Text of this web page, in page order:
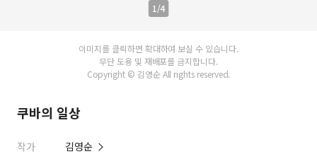
1/4
이미지를 클릭하면 확대하여 보실 수 있습니다.
무단 도용 및 재배포를 금지합니다.
Copyright © 김영순 All rights reserved.
쿠바의 일상
작가
김영순